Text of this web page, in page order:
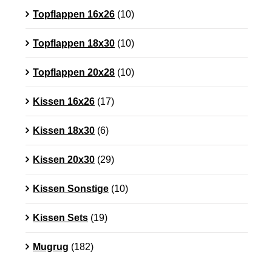
Topflappen 16x26 (10)
Topflappen 18x30 (10)
Topflappen 20x28 (10)
Kissen 16x26 (17)
Kissen 18x30 (6)
Kissen 20x30 (29)
Kissen Sonstige (10)
Kissen Sets (19)
Mugrug (182)